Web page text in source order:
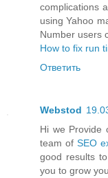
complications
using Yahoo
Number users
How to fix run
Ответить
Webstod
Hi we Provide
team ofSEO
good results
you to grow